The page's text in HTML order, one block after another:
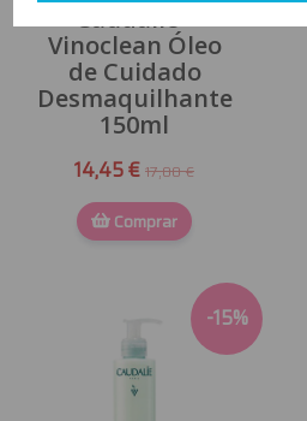
Caudalie -
Vinoclean Óleo
de Cuidado
Desmaquilhante
150ml
14,45 € 17,00 €
Comprar
-15%